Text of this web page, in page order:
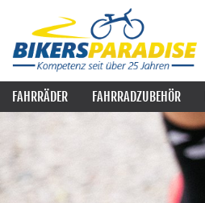
FAHRRÄDER FAHRRADZUBEHÖR